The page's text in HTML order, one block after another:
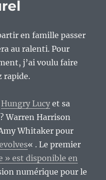
en famille passer
au ralenti. Pour
j’ai voulu faire
rapide.
Hungry Lucy et sa
Warren Harrison
Whitaker pour
« . Le premier
» est disponible en
numérique pour le